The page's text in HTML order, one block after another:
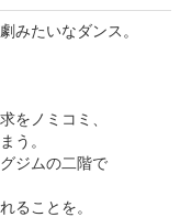
みたいなダンス。
をノミコミ、
う。
ジムの二階で
ることを。